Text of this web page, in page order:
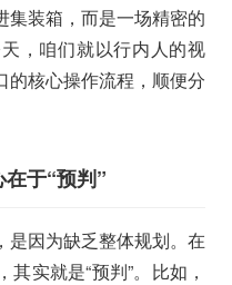
集装箱，而是一场精密的
，咱们就以行内人的视
的核心操作流程，顺便分
于“预判”
是因为缺乏整体规划。在
实就是“预判”。比如，